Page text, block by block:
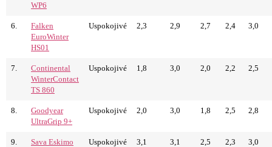
WP6
6.
Falken
EuroWinter
HS01
Uspokojivé 2,3 2,9 2,7 2,4 3,0
7.
Continental
WinterContact
TS 860
Uspokojivé 1,8 3,0 2,0 2,2 2,5
8.
Goodyear
UltraGrip 9+
Uspokojivé 2,0 3,0 1,8 2,5 2,8
9.
Sava Eskimo
Uspokojivé 3,1 3,1 2,5 2,3 3,0